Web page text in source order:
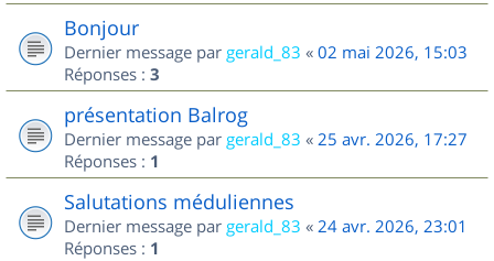
Bonjour
Dernier message par gerald_83 « 02 mai 2026, 15:03
Réponses : 3
présentation Balrog
Dernier message par gerald_83 « 25 avr. 2026, 17:27
Réponses : 1
Salutations méduliennes
Dernier message par gerald_83 « 24 avr. 2026, 23:01
Réponses : 1